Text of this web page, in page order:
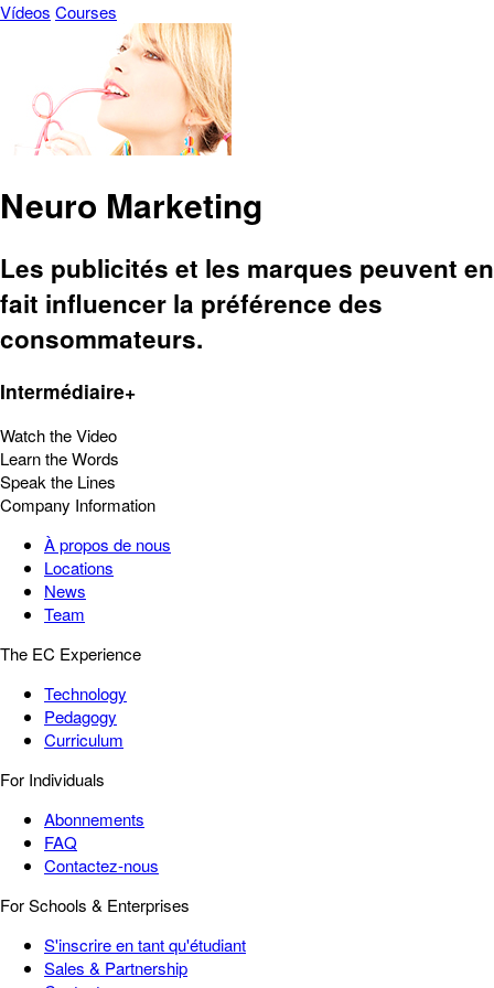
Vídeos Courses
Neuro Marketing
Les publicités et les marques peuvent en
fait influencer la préférence des
consommateurs.
Intermédiaire+
Watch the Video
Learn the Words
Speak the Lines
Company Information
À propos de nous
Locations
News
Team
The EC Experience
Technology
Pedagogy
Curriculum
For Individuals
Abonnements
FAQ
Contactez-nous
For Schools & Enterprises
S'inscrire en tant qu'étudiant
Sales & Partnership